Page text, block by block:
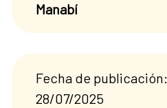
Manabí
Fecha de publicación:
28/07/2025